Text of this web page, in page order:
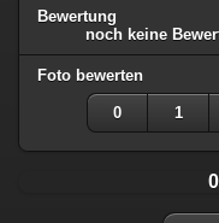
Bewertung
noch keine
Foto bewerten
0 1